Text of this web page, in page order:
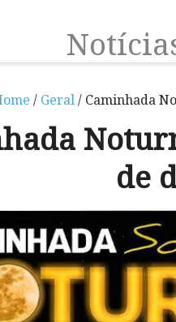
/ Geral/ Caminhada
de